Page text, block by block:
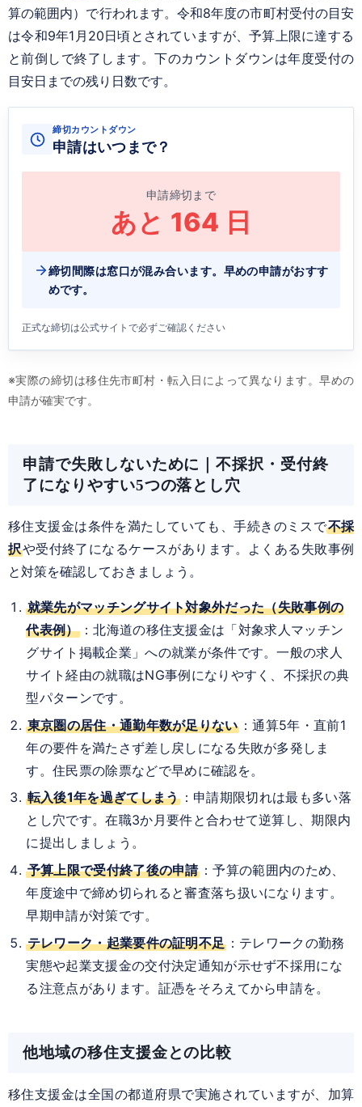
算の範囲内）で行われます。令和8年度の市町村受付の目安
は令和9年1月20日頃とされていますが、予算上限に達する
と前倒しで終了します。下のカウントダウンは年度受付の
目安日までの残り日数です。
締切カウントダウン
申請はいつまで？
申請締切まで
あと 164 日
締切間際は窓口が混み合います。早めの申請がおすす
めです。
正式な締切は公式サイトで必ずご確認ください
※実際の締切は移住先市町村・転入日によって異なります。早めの
申請が確実です。
申請で失敗しないために｜不採択・受付終
了になりやすい5つの落とし穴
移住支援金は条件を満たしていても、手続きのミスで不採
択や受付終了になるケースがあります。よくある失敗事例
と対策を確認しておきましょう。
就業先がマッチングサイト対象外だった（失敗事例の
代表例）：北海道の移住支援金は「対象求人マッチン
グサイト掲載企業」への就業が条件です。一般の求人
サイト経由の就職はNG事例になりやすく、不採択の典
型パターンです。
東京圏の居住・通勤年数が足りない ：通算5年・直前1
年の要件を満たさず差し戻しになる失敗が多発しま
す。住民票の除票などで早めに確認を。
転入後1年を過ぎてしまう：申請期限切れは最も多い落
とし穴です。在職3か月要件と合わせて逆算し、期限内
に提出しましょう。
予算上限で受付終了後の申請 ：予算の範囲内のため、
年度途中で締め切られると審査落ち扱いになります。
早期申請が対策です。
テレワーク・起業要件の証明不足：テレワークの勤務
実態や起業支援金の交付決定通知が示せず不採用にな
る注意点があります。証憑をそろえてから申請を。
他地域の移住支援金との比較
移住支援金は全国の都道府県で実施されていますが、加算